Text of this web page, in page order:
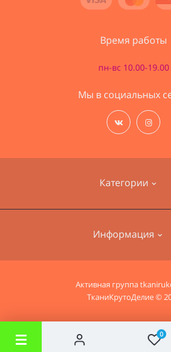
0
Категории
Наборы для
Ткани для дома
Информация
Информация о
Политика
Условия соглашения
Время работы
пн-вс 10.00-19.00
Мы в социальных
Активная группа
ТканиКрутоДелие ©